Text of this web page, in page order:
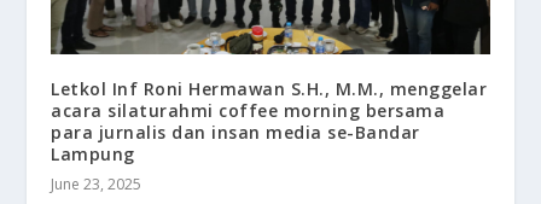
Letkol Inf Roni Hermawan S.H., M.M., menggelar
acara silaturahmi coffee morning bersama
para jurnalis dan insan media se-Bandar
Lampung
June 23, 2025